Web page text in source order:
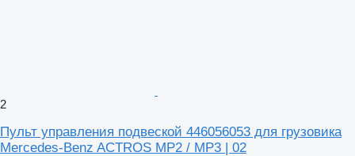
2
Пульт управления подвеской 446056053 для грузовика
Mercedes-Benz ACTROS MP2 / MP3 | 02